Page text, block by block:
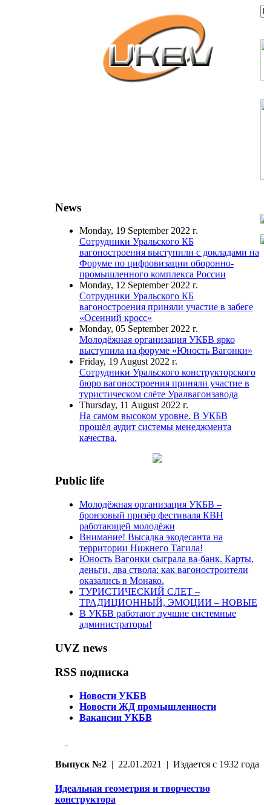
News
Monday, 19 September 2022 г.
Сотрудники Уральского КБ
вагоностроения выступили с докладами на
Форуме по цифровизации оборонно-
промышленного комплекса России
Monday, 12 September 2022 г.
Сотрудники Уральского КБ
вагоностроения приняли участие в забеге
«Осенний кросс»
Monday, 05 September 2022 г.
Молодёжная организация УКБВ ярко
выступила на форуме «Юность Вагонки»
Friday, 19 August 2022 г.
Сотрудники Уральского конструкторского
бюро вагоностроения приняли участие в
туристическом слёте Уралвагонзавода
Thursday, 11 August 2022 г.
На самом высоком уровне. В УКБВ
прошёл аудит системы менеджмента
качества.
Public life
Молодёжная организация УКБВ –
бронзовый призёр фестиваля КВН
работающей молодёжи
Внимание! Высадка экодесанта на
территории Нижнего Тагила!
Юность Вагонки сыграла ва-банк. Карты,
деньги, два ствола: как вагоностроители
оказались в Монако.
ТУРИСТИЧЕСКИЙ СЛЕТ –
ТРАДИЦИОННЫЙ, ЭМОЦИИ – НОВЫЕ
В УКБВ работают лучшие системные
администраторы!
UVZ news
RSS подписка
Новости УКБВ
Новости ЖД промышленности
Вакансии УКБВ
Выпуск №2| 22.01.2021 | Издается с 1932 года
Идеальная геометрия и творчество
конструктора